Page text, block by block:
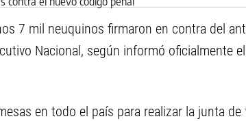
7 mil neuquinos firmaron en contra del
Nacional, según informó oficialmente
en todo el país para realizar la junta